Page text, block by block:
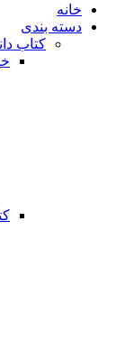
خانه
دسته بندی
کتاب